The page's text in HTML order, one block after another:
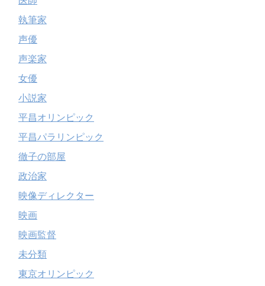
執筆家
声優
声楽家
女優
小説家
平昌オリンピック
平昌パラリンピック
徹子の部屋
政治家
映像ディレクター
映画
映画監督
未分類
東京オリンピック